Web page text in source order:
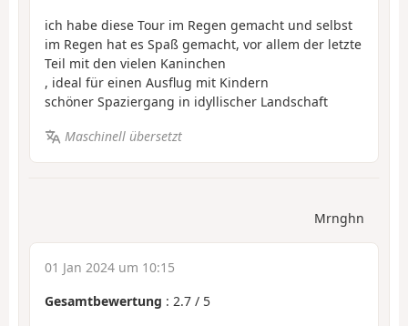
ich habe diese Tour im Regen gemacht und selbst
im Regen hat es Spaß gemacht, vor allem der letzte
Teil mit den vielen Kaninchen
, ideal für einen Ausflug mit Kindern
schöner Spaziergang in idyllischer Landschaft
Maschinell übersetzt
Mrnghn
01 Jan 2024 um 10:15
Gesamtbewertung : 2.7 / 5